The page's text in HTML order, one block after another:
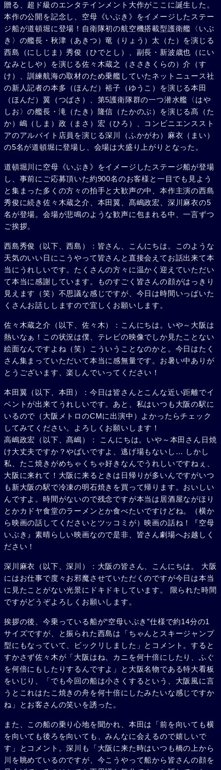
贈る、超ド級のエンタテインメント大作がここに誕生した。
本作の公開を記念し、空母《いぶき》をイメージしたステー
ジ船が道頓堀に登場！自衛隊初の航空機搭載型護衛艦〈いぶ
き〉の艦長・秋津（あきつ）竜（りょう）太（た）を演じる
西島（にしじま）秀俊（ひでとし）、副長・新波歳也（にい
なみとしや）を演じる佐々木蔵之（ささきくらの）介（す
け）、訓練航海の取材のため乗艦していたネットニュース社
の新人記者の本多（ほんだ）裕子（ゆうこ）を演じる本田
（ほんだ）翼（つばさ）、第5護衛隊群の一つ潜水艦〈はや
しお〉の艦長・滝（たき）隆信（たかのぶ）を演じる髙（た
か）嶋（しま）政（まさ）宏（ひろ）、コンビニエンススト
アのアルバイト店員を演じる深川（ふかがわ）麻衣（まい）
の5名が道頓堀に登場し、会場は大盛り上がりとなった。
道頓堀川に空母《いぶき》をイメージしたステージ船が登場
し、事前にご応募頂いた約900名のお客様と一目でも見よう
と集まった多くの方々の拍手と大歓声の中、本作主演の西島
秀俊に続き佐々木蔵之介、本田翼、髙嶋政宏、深川麻衣の5
名が登場。会場が悲鳴のような歓声に包まれる中、一言ずつ
ご挨拶。
西島秀俊（以下、西島）：皆さん、こんにちは。このような
天気のいい日にこうやって皆さんと直接会えてお話出来て本
当にうれしいです。たくさんの方々に温かく迎えていただい
て本当に感謝しています。ものすごく皆さんの顔がはっきり
見えます（笑）不思議な感じですが、今日は時間いっぱいた
くさんお話ししますので宜しくお願いします。
佐々木蔵之介（以下、佐々木）：こんにちは。いや～大阪は
熱いなぁ！この状況は僕、テレビの映像でしか見たことない
絵面なんですよね（笑）こういうことなのかと。今日はたく
さん集まっていただいて本当に感無量です。お暑い中ありが
とうございます、楽しんでいってください！
本田翼（以下、本田）：今日は皆さんとこんな近い距離でイ
ベントが出来てうれしいです。あと、私はいつも大阪の駅に
いるので（大阪メトロのCMに出演中）よかったらチェック
してみてください。よろしくお願いします！
高嶋政宏（以下、髙嶋）： こんにちは。いや～本田さん日焼
け大丈夫ですか？やばいですよ、逃げ場もないし… しかし
私、たこ焼きがめちゃくちゃ好きなんでうれしいですねぇ、
大阪に来れて！大阪に来るときは日帰りが多いんですがいつ
も新大阪の駅で冷凍の明石焼きを買って帰ります。おいしい
んですよ。時間がないので残念ですが本当は居酒屋ながほり
とかカドヤ食堂のラーメンとか食べたいですけどね。（横か
ら映画の話してくださいとツッコミが）映画の話ね！『空母
いぶき』素晴らしい映画なので是非、皆さん劇場へお越しく
ださい！
深川麻衣（以下、深川）：大阪の皆さん、こんにちは。 大阪
にはお仕事で度々お邪魔させていただくのですが今日は本当
に見たことがない光景にドキドキしています。 限られた時間
ですがどうぞよろしくお願いします。
挨拶の後、今乗っている船が“空母いぶき”仕様で約14分の1
サイズですが、と振られた西島は「ちゃんとスキージャンプ
型にもなっていて、ビックリしました」とコメント。すると
すかさず佐々木が「大阪はね、カニを何十倍にしたり、ふぐ
を何倍にもしたりするんですよ」と大阪名物である特大看板
をいじり、「でも今回の船は小さくするという、大阪風に言
うとこれはたこ焼きの舟を何十倍にしたみたいな感じですか
ね」とお客さんの笑いを誘った。
また、この船の乗り心地を聞かれ、本田は「前を向いても横
を向いても後ろを向いても、みんなに会えるので嬉しいで
す」とコメント。深川も「大阪に来た時はいつも橋の上から
川を眺めているのですが、今こうやって船から皆さんの顔を